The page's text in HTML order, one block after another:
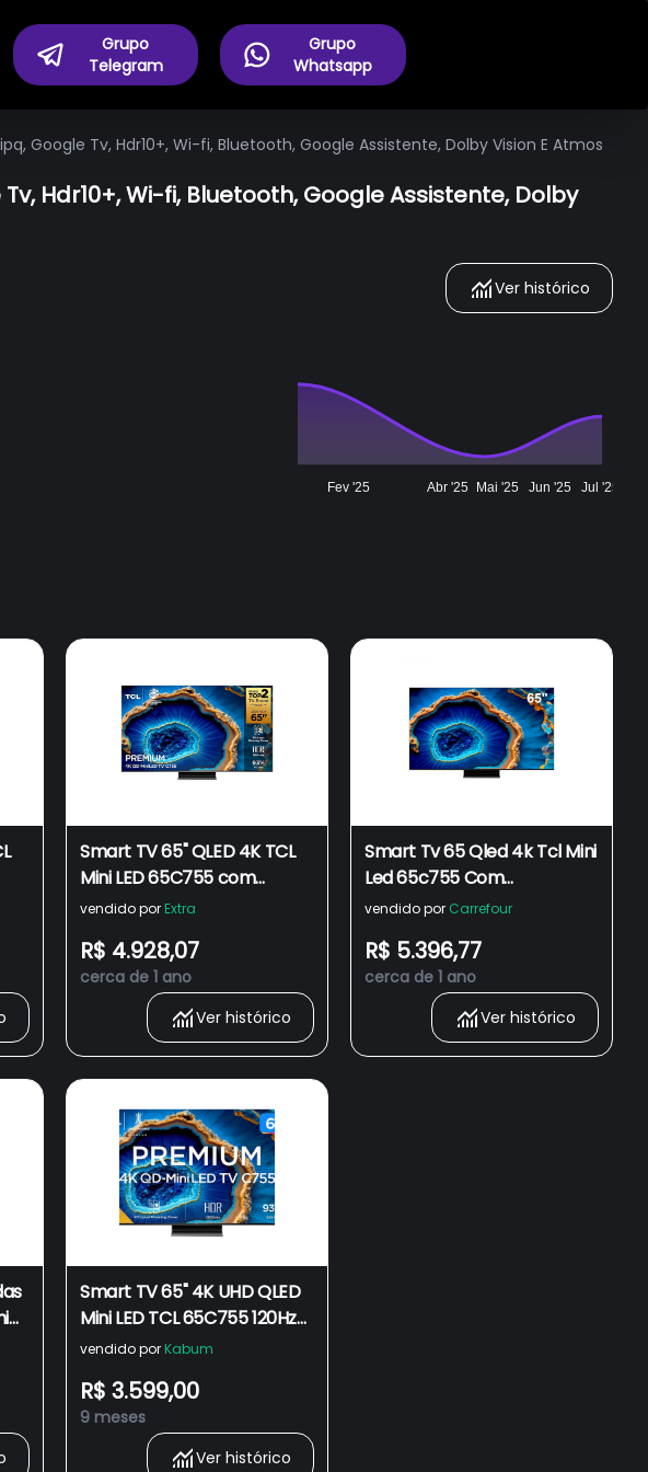
Grupo
Telegram
Grupo
Whatsapp
Google Tv, Hdr10+, Wi-fi, Bluetooth, Google Assistente, Dolby Vision E Atmos
Hdr10+, Wi-fi, Bluetooth, Google Assistente, Dolby
Ver histórico
Fev '25 Abr '25 Mai '25 Jun '25 Jul '25
Smart TV 65" QLED 4K TCL
Mini LED 65C755 com
processador AIPQ, Google
Assistente, Dolby Vision e
Atmos
vendido por Extra
R$ 4.928,07
cerca de 1 ano
Ver histórico
Smart Tv 65 Qled 4k Tcl Mini
Led 65c755 Com
Processador Aipq, Google
Google Assistente, Dolby
Vision E Atmos
vendido por Carrefour
R$ 5.396,77
cerca de 1 ano
Ver histórico
Smart TV 65" 4K UHD QLED
Mini LED TCL 65C755 120Hz
Wi-Fi Bluetooth 4 HDMI 2
vendido por Kabum
R$ 3.599,00
9 meses
Ver histórico